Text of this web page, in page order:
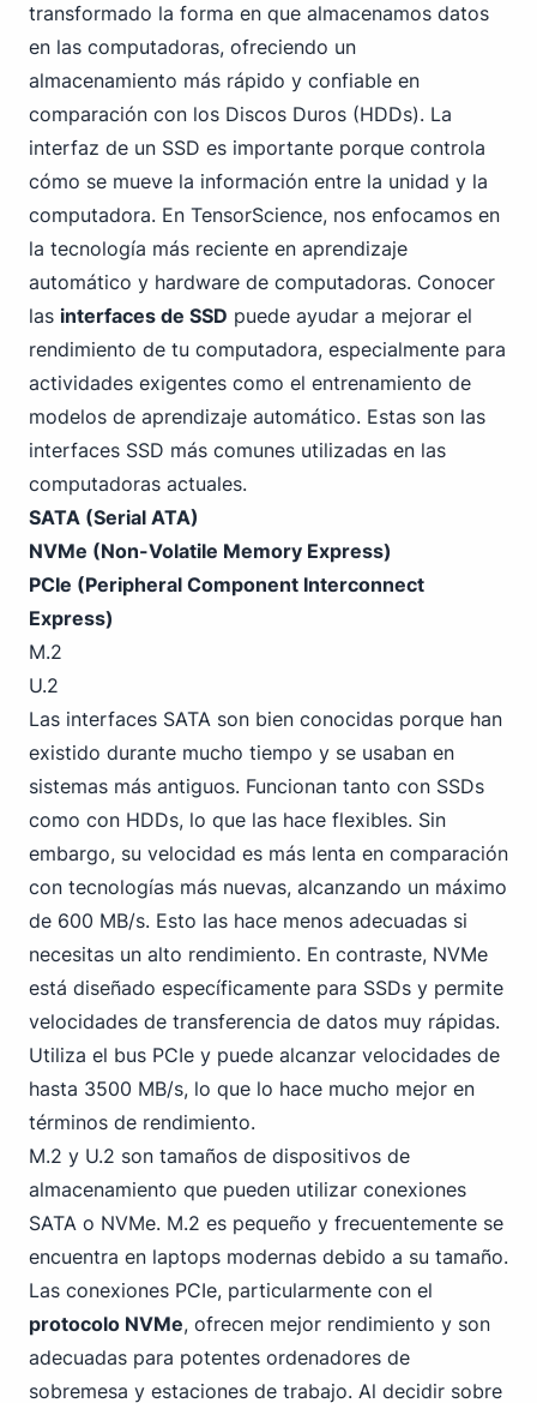
transformado la forma en que almacenamos datos
en las computadoras, ofreciendo un
almacenamiento más rápido y confiable en
comparación con los Discos Duros (HDDs). La
interfaz de un SSD es importante porque controla
cómo se mueve la información entre la unidad y la
computadora. En TensorScience, nos enfocamos en
la tecnología más reciente en aprendizaje
automático y hardware de computadoras. Conocer
las interfaces de SSD puede ayudar a mejorar el
rendimiento de tu computadora, especialmente para
actividades exigentes como el entrenamiento de
modelos de aprendizaje automático. Estas son las
interfaces SSD más comunes utilizadas en las
computadoras actuales.
SATA (Serial ATA)
NVMe (Non-Volatile Memory Express)
PCIe (Peripheral Component Interconnect
Express)
M.2
U.2
Las interfaces SATA son bien conocidas porque han
existido durante mucho tiempo y se usaban en
sistemas más antiguos. Funcionan tanto con SSDs
como con HDDs, lo que las hace flexibles. Sin
embargo, su velocidad es más lenta en comparación
con tecnologías más nuevas, alcanzando un máximo
de 600 MB/s. Esto las hace menos adecuadas si
necesitas un alto rendimiento. En contraste, NVMe
está diseñado específicamente para SSDs y permite
velocidades de transferencia de datos muy rápidas.
Utiliza el bus PCIe y puede alcanzar velocidades de
hasta 3500 MB/s, lo que lo hace mucho mejor en
términos de rendimiento.
M.2 y U.2 son tamaños de dispositivos de
almacenamiento que pueden utilizar conexiones
SATA o NVMe. M.2 es pequeño y frecuentemente se
encuentra en laptops modernas debido a su tamaño.
Las conexiones PCIe, particularmente con el
protocolo NVMe, ofrecen mejor rendimiento y son
adecuadas para potentes ordenadores de
sobremesa y estaciones de trabajo. Al decidir sobre